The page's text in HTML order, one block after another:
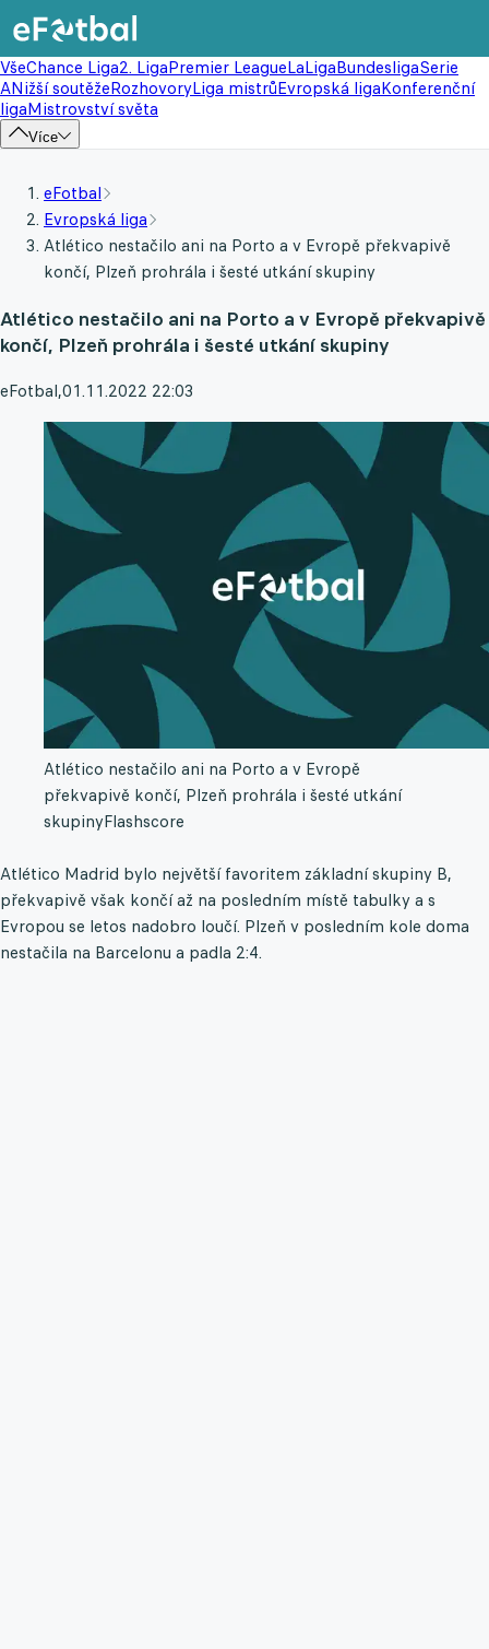
VšeChance Liga2. LigaPremier LeagueLaLigaBundesligaSerie
ANižší soutěžeRozhovoryLiga mistrůEvropská ligaKonferenční
ligaMistrovství světa
Více
eFotbal
Evropská liga
Atlético nestačilo ani na Porto a v Evropě překvapivě
končí, Plzeň prohrála i šesté utkání skupiny
Atlético nestačilo ani na Porto a v Evropě překvapivě
končí, Plzeň prohrála i šesté utkání skupiny
eFotbal,01.11.2022 22:03
Atlético nestačilo ani na Porto a v Evropě
překvapivě končí, Plzeň prohrála i šesté utkání
skupinyFlashscore
Atlético Madrid bylo největší favoritem základní skupiny B,
překvapivě však končí až na posledním místě tabulky a s
Evropou se letos nadobro loučí. Plzeň v posledním kole doma
nestačila na Barcelonu a padla 2:4.